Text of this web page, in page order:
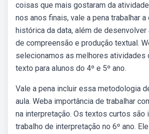
coisas que mais gostaram da
nos anos finais, vale a pena trabalhar a
histórica da data, além de
de compreensão e produção textual.
selecionamos as melhores atividades
texto para alunos do 4º e 5º ano.
Vale a pena incluir essa metodologia
aula. Weba importância de trabalhar
na interpretação. Os textos curtos são
trabalho de interpretação no 6º ano.